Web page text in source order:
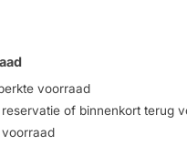
voorraad
of binnenkort terug